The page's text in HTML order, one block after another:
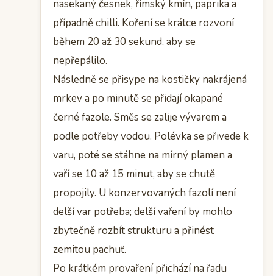
nasekaný česnek, římský kmín, paprika a
případně chilli. Koření se krátce rozvoní
během 20 až 30 sekund, aby se
nepřepálilo.
Následně se přisype na kostičky nakrájená
mrkev a po minutě se přidají okapané
černé fazole. Směs se zalije vývarem a
podle potřeby vodou. Polévka se přivede k
varu, poté se stáhne na mírný plamen a
vaří se 10 až 15 minut, aby se chutě
propojily. U konzervovaných fazolí není
delší var potřeba; delší vaření by mohlo
zbytečně rozbít strukturu a přinést
zemitou pachuť.
Po krátkém provaření přichází na řadu